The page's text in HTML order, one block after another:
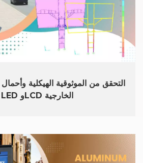
التحقق من الموثوقية الهيكلية
LED وLCD الخارجية